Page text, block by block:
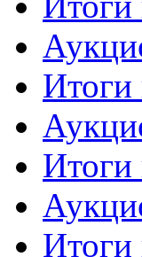
Итоги
Итоги
Итоги